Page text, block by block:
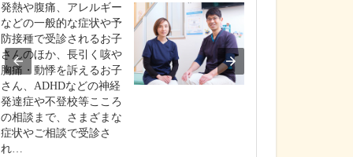
発熱や腹痛、アレルギー
などの一般的な症状や予
防接種で受診されるお子
さんのほか、長引く咳や
胸痛・動悸を訴えるお子
さん、ADHDなどの神経
発達症や不登校等こころ
の相談まで、さまざまな
症状やご相談で受診さ
れ…